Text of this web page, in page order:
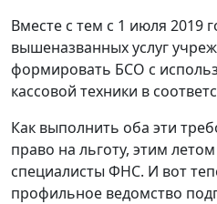
Вместе с тем с 1 июля 2019
вышеназванных услуг
формировать БСО с
кассовой техники в
Как выполнить оба эти
право на льготу, этим
специалисты ФНС. И вот
профильное ведомство